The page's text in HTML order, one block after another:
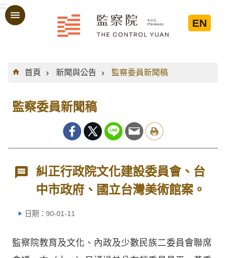
跳到主要內容區塊
:::
EN
:::
首頁
新聞與公告 監察委員新聞稿
監察委員新聞稿
糾正行政院文化建設委員會、台
中市政府、國立台灣美術館案。
日期：90-01-11
監察院教育及文化、內政及少數民族二委員會聯席